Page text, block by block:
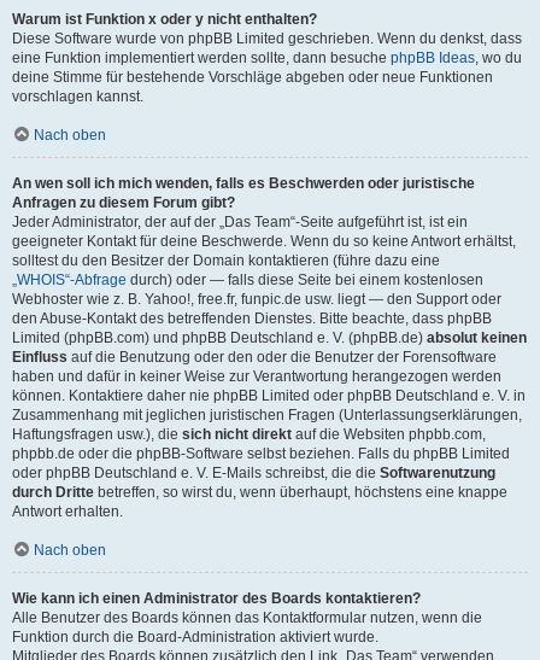
Warum ist Funktion x oder y nicht enthalten?
Diese Software wurde von phpBB Limited geschrieben. Wenn du denkst, dass
eine Funktion implementiert werden sollte, dann besuche phpBB Ideas, wo du
deine Stimme für bestehende Vorschläge abgeben oder neue Funktionen
vorschlagen kannst.
Nach oben
An wen soll ich mich wenden, falls es Beschwerden oder juristische
Anfragen zu diesem Forum gibt?
Jeder Administrator, der auf der „Das Team“-Seite aufgeführt ist, ist ein
geeigneter Kontakt für deine Beschwerde. Wenn du so keine Antwort erhältst,
solltest du den Besitzer der Domain kontaktieren (führe dazu eine
„WHOIS“-Abfrage durch) oder — falls diese Seite bei einem kostenlosen
Webhoster wie z. B. Yahoo!, free.fr, funpic.de usw. liegt — den Support oder
den Abuse-Kontakt des betreffenden Dienstes. Bitte beachte, dass phpBB
Limited (phpBB.com) und phpBB Deutschland e. V. (phpBB.de) absolut keinen
Einfluss auf die Benutzung oder den oder die Benutzer der Forensoftware
haben und dafür in keiner Weise zur Verantwortung herangezogen werden
können. Kontaktiere daher nie phpBB Limited oder phpBB Deutschland e. V. in
Zusammenhang mit jeglichen juristischen Fragen (Unterlassungserklärungen,
Haftungsfragen usw.), die sich nicht direkt auf die Websiten phpbb.com,
phpbb.de oder die phpBB-Software selbst beziehen. Falls du phpBB Limited
oder phpBB Deutschland e. V. E-Mails schreibst, die die Softwarenutzung
durch Dritte betreffen, so wirst du, wenn überhaupt, höchstens eine knappe
Antwort erhalten.
Nach oben
Wie kann ich einen Administrator des Boards kontaktieren?
Alle Benutzer des Boards können das Kontaktformular nutzen, wenn die
Funktion durch die Board-Administration aktiviert wurde.
Mitglieder des Boards können zusätzlich den Link „Das Team“ verwenden.